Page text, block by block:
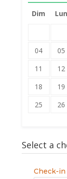
Dim Lun
04
05
11
12
18
19
25
26
Select a
Check-in